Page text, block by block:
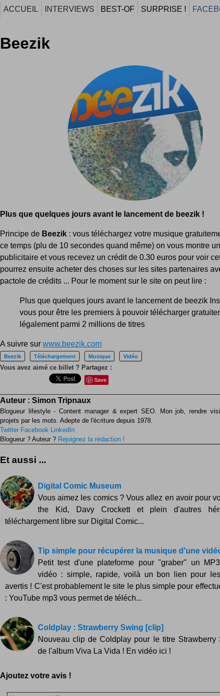
ACCUEIL INTERVIEWS BEST-OF SURPRISE !
Beezik
Plus que quelques jours avant le lancement de beezik !
Principe de Beezik : vous téléchargez votre musique
ce temps (plu de 10 secondes quand même) on vous montre
publicitaire et vous recevez un crédit de 0.30 euros pour voir
pourrez ensuite acheter des choses sur les sites partenaires
pactole de crédits ... Pour le moment sur le site on peut lire :
Plus que quelques jours avant le lancement de beezik
vous pour être les premiers à pouvoir télécharger
légalement parmi 2 millions de titres
A suivre sur www.beezik.com
Beezik Téléchargement Musique Vidéo
Vous avez aimé ce billet ? Partagez :
Save
Auteur : Simon Tripnaux
Blogueur lifestyle - Content manager & expert SEO. Mon job, rendre
projets par les mots. Adepte de l'écriture depuis 1978.
Twitter Facebook LinkedIn
Blogueur ? Auteur ? Rejoignez la rédaction !
Et aussi ...
Digital Comic Museum
Vous aimez les comics ? Vous allez en avoir pour
the Kid, Davy Crockett et plein d'autres
téléchargement libre sur Digital Comic...
Tip simple pour récupérer la musique d'une
Petit test d'une plateforme pour "graber" un
vidéo : simple, rapide, voilà un bon lien pour
avertis ! C'est probablement le site le plus simple pour
: YouTube mp3 vous permet de téléch...
Coldplay : Strawberry Swing [clip]
Nouveau clip de Coldplay pour le titre Strawberry
de l'album Viva La Vida ! En vidéo ici !
Ajoutez votre avis !